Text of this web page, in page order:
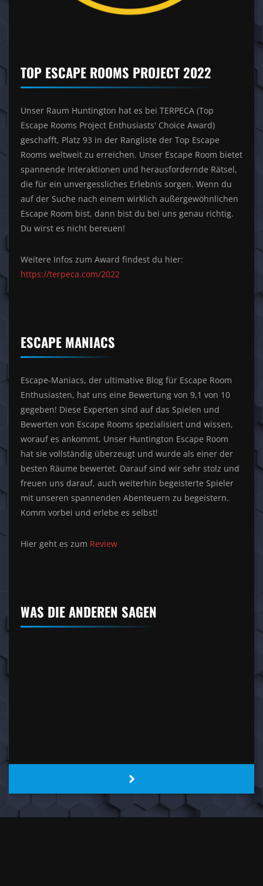
TOP ESCAPE ROOMS PROJECT 2022
Unser Raum Huntington hat es bei TERPECA (Top
Escape Rooms Project Enthusiasts' Choice Award)
geschafft, Platz 93 in der Rangliste der Top Escape
Rooms weltweit zu erreichen. Unser Escape Room bietet
spannende Interaktionen und herausfordernde Rätsel,
die für ein unvergessliches Erlebnis sorgen. Wenn du
auf der Suche nach einem wirklich außergewöhnlichen
Escape Room bist, dann bist du bei uns genau richtig.
Du wirst es nicht bereuen!
Weitere Infos zum Award findest du hier:
https://terpeca.com/2022
ESCAPE MANIACS
Escape-Maniacs, der ultimative Blog für Escape Room
Enthusiasten, hat uns eine Bewertung von 9,1 von 10
gegeben! Diese Experten sind auf das Spielen und
Bewerten von Escape Rooms spezialisiert und wissen,
worauf es ankommt. Unser Huntington Escape Room
hat sie vollständig überzeugt und wurde als einer der
besten Räume bewertet. Darauf sind wir sehr stolz und
freuen uns darauf, auch weiterhin begeisterte Spieler
mit unseren spannenden Abenteuern zu begeistern.
Komm vorbei und erlebe es selbst!
Hier geht es zum Review
WAS DIE ANDEREN SAGEN